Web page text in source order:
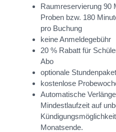
Raumreservierung 90
Proben bzw. 180
pro Buchung
keine Anmeldegebühr
20 % Rabatt für
Abo
optionale
kostenlose
Automatische
Mindestlaufzeit auf
Monatsende.